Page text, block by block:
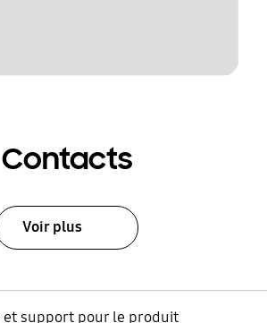
Contacts
Voir plus
et support pour le produit